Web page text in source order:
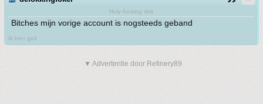
Holy fucking shit
Bitches mijn vorige account is nogsteeds geband
Ik ben geil
▼ Advertentie door Refinery89